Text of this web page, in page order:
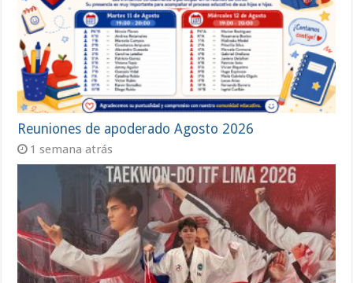
Reuniones de apoderado Agosto 2026
1 semana atrás